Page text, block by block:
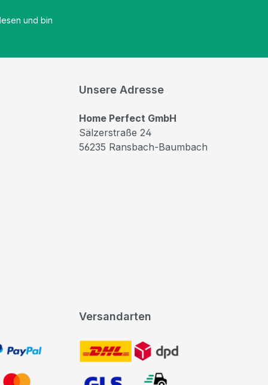
und bin
PayPal
Versandarten
Unsere Adresse
Home Perfect GmbH
Sälzerstraße 24
56235 Ransbach-Baumbach